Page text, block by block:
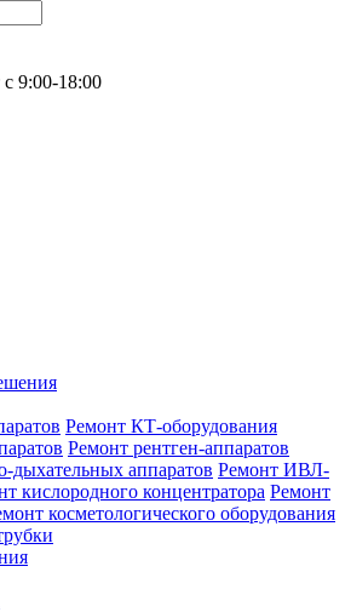
9:00-18:00
Ремонт КТ-оборудования
Ремонт рентген-аппаратов
дыхательных аппаратов Ремонт ИВЛ-
кислородного концентратора Ремонт
косметологического оборудования